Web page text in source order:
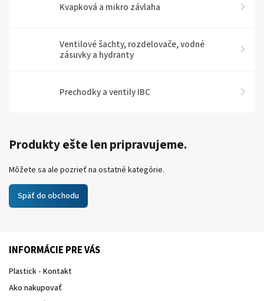
Kvapková a mikro závlaha
Ventilové šachty, rozdelovače, vodné
zásuvky a hydranty
Prechodky a ventily IBC
Produkty ešte len pripravujeme.
Môžete sa ale pozrieť na ostatné kategórie.
Späť do obchodu
INFORMÁCIE PRE VÁS
Plastick - Kontakt
Ako nakupovať